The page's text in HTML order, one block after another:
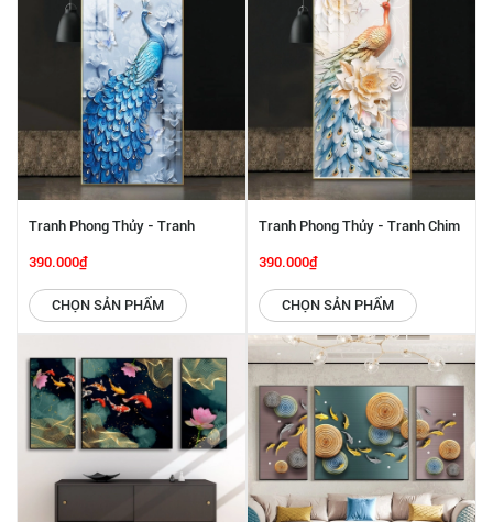
Tranh Phong Thủy - Tranh
Khổng Tước Xanh Ngọc SGP
390.000₫
CHỌN SẢN PHẨM
Tranh Phong Thủy - Tranh Chim
Công Và Hoa SGP 442239
390.000₫
CHỌN SẢN PHẨM